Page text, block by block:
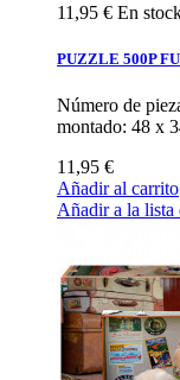
11,95 € En
PUZZLE 500P
Número de
montado: 48 x
11,95 €
Añadir al carrito
Añadir a la lista